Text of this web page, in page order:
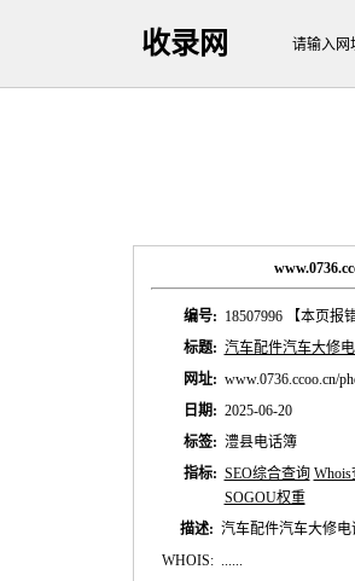
收录网 请输入网
编号: 18507996
【本页报
标题: 汽车配件汽车大修
网址: www.0736.ccoo.cn/
日期: 2025-06-20
标签: 澧县电话簿
指标: SEO综合查询
SOGOU权重
描述: 汽车配件汽车大修
WHOIS: ......